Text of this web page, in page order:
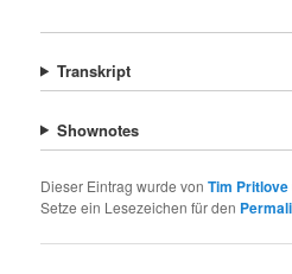
Transkript
Shownotes
Dieser Eintrag wurde vonTim Pritlove
Setze ein Lesezeichen für den